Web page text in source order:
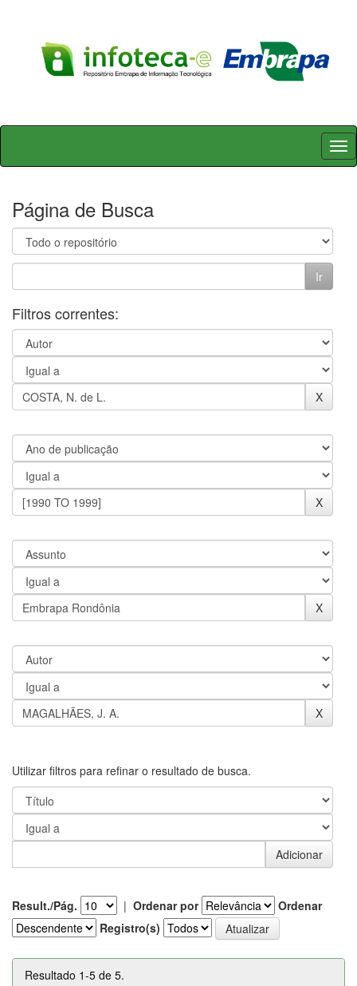
Skip
Página de Busca
Filtros correntes:
Utilizar filtros para refinar o resultado de busca.
Result./Pág. | Ordenar por
Ordenar
Registro(s)
Resultado 1-5 de 5.